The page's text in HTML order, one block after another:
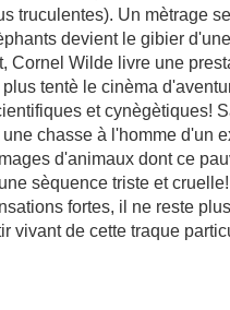
truculentes). Un mètrage
devient le gibier
Cornel Wilde livre une
tentè le cinèma
et cynègètiques!
chasse à l'homme d'un
d'animaux dont ce
sèquence triste et
fortes, il ne reste
vivant de cette traque